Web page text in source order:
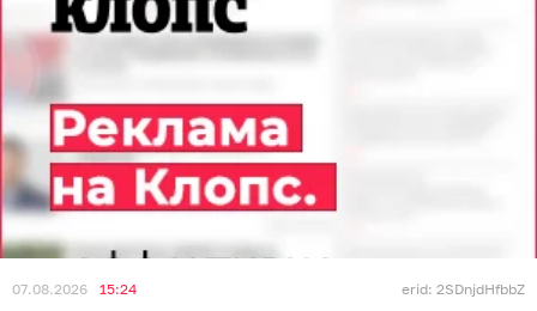
07.08.2026 15:24 erid: 2SDnjdHfbbZ